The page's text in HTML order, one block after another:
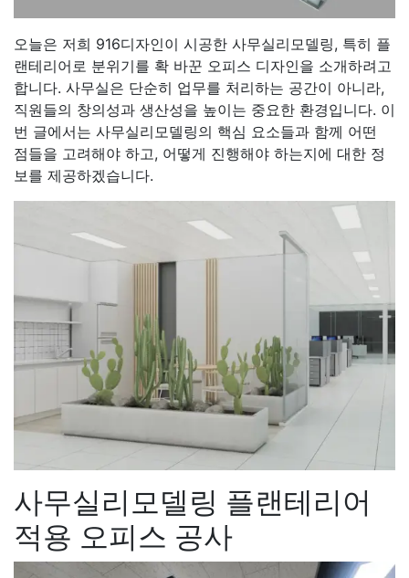
오늘은 저희 916디자인이 시공한 사무실리모델링, 특히 플
랜테리어로 분위기를 확 바꾼 오피스 디자인을 소개하려고
합니다. 사무실은 단순히 업무를 처리하는 공간이 아니라,
직원들의 창의성과 생산성을 높이는 중요한 환경입니다. 이
번 글에서는 사무실리모델링의 핵심 요소들과 함께 어떤
점들을 고려해야 하고, 어떻게 진행해야 하는지에 대한 정
보를 제공하겠습니다.
사무실리모델링 플랜테리어
적용 오피스 공사